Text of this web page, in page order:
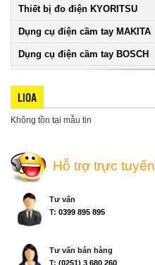
Thiết bị đo điện KYORITSU
Dụng cụ điện cầm tay MAKITA
Dụng cụ điện cầm tay BOSCH
LIOA
Không tồn tại mẫu tin
Hỗ trợ trực tuyến
Tư vấn
T: 0399 895 895
Tư vấn bán hàng
T: (0251) 3 680 260